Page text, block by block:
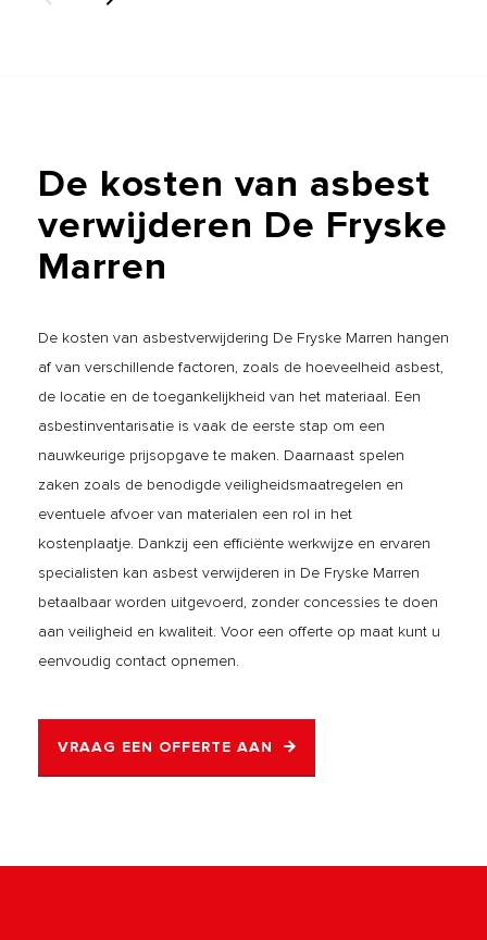
De kosten van asbest
verwijderen De Fryske
Marren
De kosten van asbestverwijdering De Fryske Marren hangen
af van verschillende factoren, zoals de hoeveelheid asbest,
de locatie en de toegankelijkheid van het materiaal. Een
asbestinventarisatie is vaak de eerste stap om een
nauwkeurige prijsopgave te maken. Daarnaast spelen
zaken zoals de benodigde veiligheidsmaatregelen en
eventuele afvoer van materialen een rol in het
kostenplaatje. Dankzij een efficiënte werkwijze en ervaren
specialisten kan asbest verwijderen in De Fryske Marren
betaalbaar worden uitgevoerd, zonder concessies te doen
aan veiligheid en kwaliteit. Voor een offerte op maat kunt u
eenvoudig contact opnemen.
VRAAG EEN OFFERTE AAN